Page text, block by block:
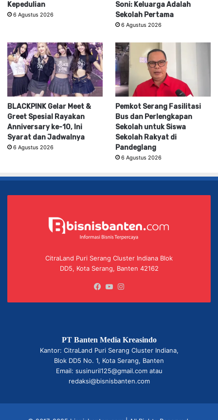
Kepedulian
6 Agustus 2026
Soni: Keluarga Adalah
Sekolah Pertama
6 Agustus 2026
BLACKPINK Gelar Meet &
Greet Spesial Rayakan
Anniversary ke-10, Ini
Syarat dan Jadwalnya
6 Agustus 2026
Pemkot Serang Fasilitasi
Bus dan Perlengkapan
Sekolah untuk Siswa
Sekolah Rakyat di
Pandeglang
6 Agustus 2026
CitraLand Puri Serang Cluster Indiana Blok
DD5, Kota Serang, Banten 42162
Facebook
YouTube
PT Banten Media Kreasindo
Kantor: CitraLand Puri Serang Cluster Indiana,
Blok DD5 No. 1, Kota Serang, Banten
Email: susinuril125@gmail.com atau
redaksi@bisnisbanten.com